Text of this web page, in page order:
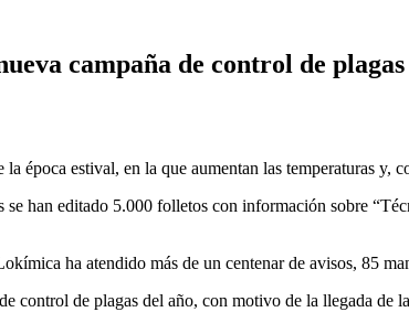
campaña de control de
época estival, en la que aumentan las temperaturas
han editado 5.000 folletos con información sobre
ha atendido más de un centenar de avisos, 85
control de plagas del año, con motivo de la llegada de